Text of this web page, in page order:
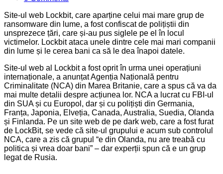
Site-ul web Lockbit, care aparține celui mai mare grup de
ransomware din lume, a fost confiscat de polițiștii din
unsprezece țări, care și-au pus siglele pe el în locul
victimelor. Lockbit ataca unele dintre cele mai mari companii
din lume și le cerea bani ca să le dea înapoi datele.
Site-ul web al Lockbit a fost oprit în urma unei operațiuni
internaționale, a anunțat Agenția Națională pentru
Criminalitate (NCA) din Marea Britanie, care a spus că va da
mai multe detalii despre acțiunea lor. NCA a lucrat cu FBI-ul
din SUA și cu Europol, dar și cu polițiști din Germania,
Franța, Japonia, Elveția, Canada, Australia, Suedia, Olanda
și Finlanda. Pe un site web de pe dark web, care a fost furat
de LockBit, se vede că site-ul grupului e acum sub controlul
NCA, care a zis că grupul “e din Olanda, nu are treabă cu
politica și vrea doar bani” – dar experții spun că e un grup
legat de Rusia.